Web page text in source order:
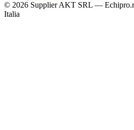
© 2026 Supplier AKT SRL —
Italia